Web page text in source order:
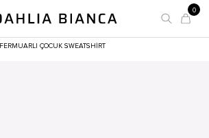
0
FERMUARLI ÇOCUK SWEATSHIRT